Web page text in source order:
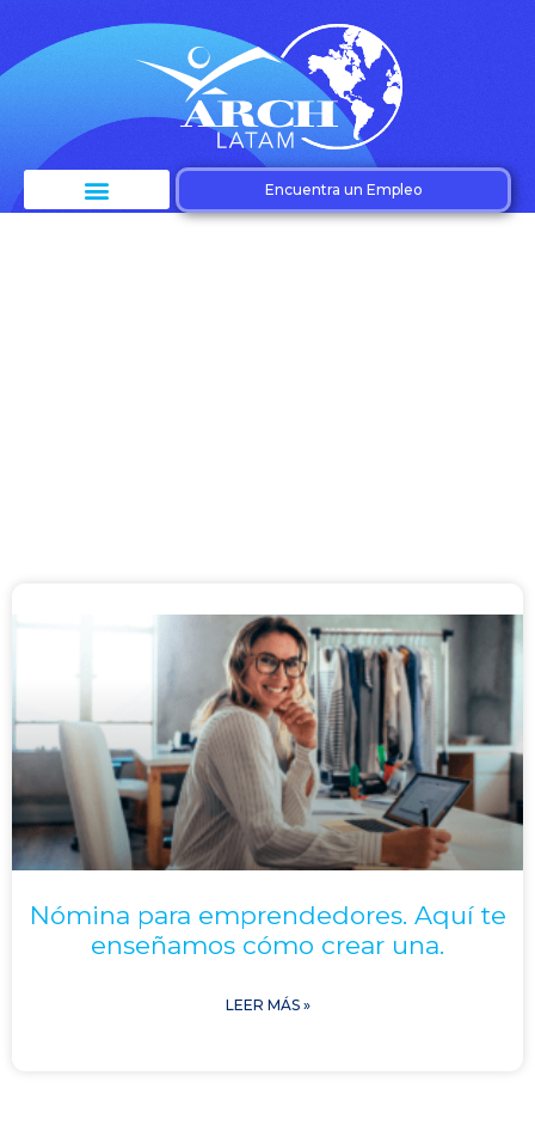
Encuentra un Empleo
Nómina para emprendedores. Aquí te
enseñamos cómo crear una.
LEER MÁS »